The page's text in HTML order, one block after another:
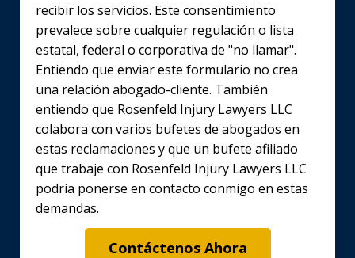
recibir los servicios. Este consentimiento
prevalece sobre cualquier regulación o lista
estatal, federal o corporativa de "no llamar".
Entiendo que enviar este formulario no crea
una relación abogado-cliente. También
entiendo que Rosenfeld Injury Lawyers LLC
colabora con varios bufetes de abogados en
estas reclamaciones y que un bufete afiliado
que trabaje con Rosenfeld Injury Lawyers LLC
podría ponerse en contacto conmigo en estas
demandas.
Contáctenos Ahora